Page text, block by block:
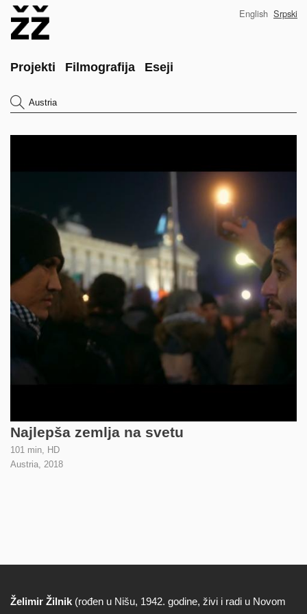
Main
Projekti Filmografija Eseji
English Srpski
Najlepša zemlja na svetu
101 min, HD
Austria, 2018
Biografija
Želimir Žilnik (rođen u Nišu, 1942. godine, živi i radi u Novom